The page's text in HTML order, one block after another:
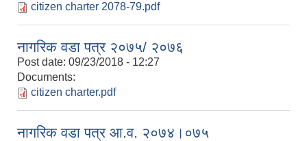
citizen charter 2078-79.pdf
नागरिक वडा पत्र २०७५/ २०७६
Post date: 09/23/2018 - 12:27
Documents:
citizen charter.pdf
नागरिक वडा पत्र आ.व. २०७४।०७५